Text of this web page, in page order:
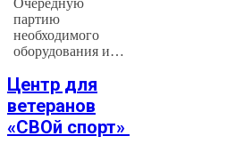
партию
необходимого
оборудования и…
Центр для
ветеранов
«СВОй спорт»